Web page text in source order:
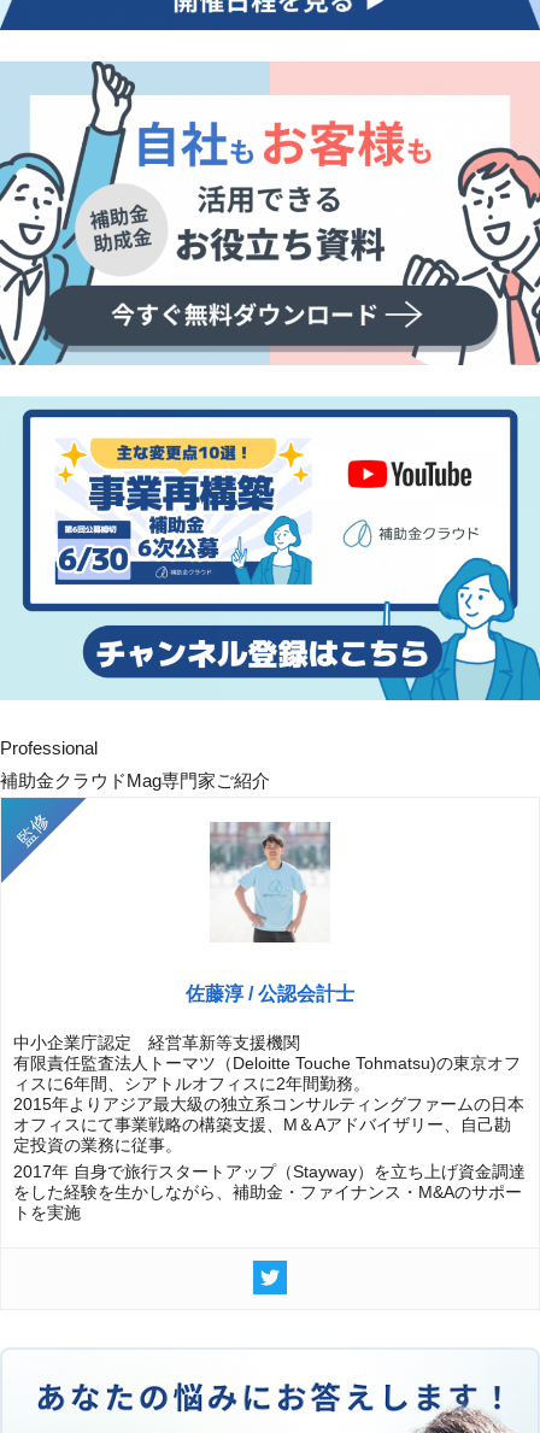
Professional
補助金クラウドMag専門家ご紹介
佐藤淳 / 公認会計士
中小企業庁認定 経営革新等支援機関
有限責任監査法人トーマツ（Deloitte Touche Tohmatsu)の東京オフ
ィスに6年間、シアトルオフィスに2年間勤務。
2015年よりアジア最大級の独立系コンサルティングファームの日本
オフィスにて事業戦略の構築支援、M＆Aアドバイザリー、自己勘
定投資の業務に従事。
2017年 自身で旅行スタートアップ（Stayway）を立ち上げ資金調達
をした経験を生かしながら、補助金・ファイナンス・M&Aのサポー
トを実施